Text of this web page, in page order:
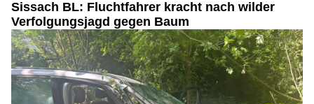
Sissach BL: Fluchtfahrer kracht nach wilder
Verfolgungsjagd gegen Baum